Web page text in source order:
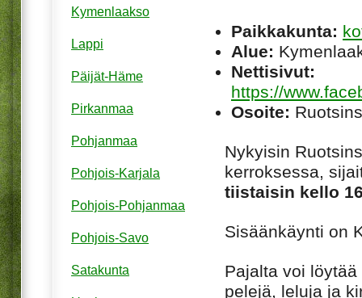
Paikkakunta:
Alue:
Nettisivut:
https://
Osoite:
Nykyisin
kerroksessa,
tiistaisin kello
Sisäänkäynti on
Pajalta voi
pelejä, leluja ja
Kymenlaakso
Lappi
Päijät-Häme
Pirkanmaa
Pohjanmaa
Pohjois-Karjala
Pohjois-Pohjanmaa
Pohjois-Savo
Satakunta